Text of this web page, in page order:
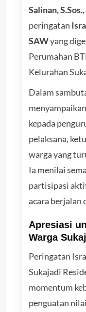
Salinan,
peringatan
SAWyang
Perumahan
Kelurahan
Dalam
kepada
pelaksana,
warga yang
Ia menilai
partisipasi
acara berjalan
Apresiasi
Warga
Peringatan
Sukajadi
momentum
penguatan